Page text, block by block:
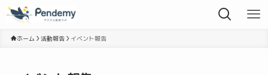
ホーム 活動報告 イベント報告